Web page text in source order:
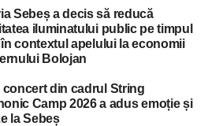
Sebeș a decis să reducă
iluminatului public pe timpul
contextul apelului la economii
Bolojan
concert din cadrul String
Camp 2026 a adus emoție și
la Sebeș